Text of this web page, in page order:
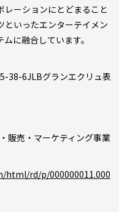
レーションにとどまること
といったエンターテイメン
に融合しています。
グランエクリュ表
・マーケティング事業
rd/p/000000011.000